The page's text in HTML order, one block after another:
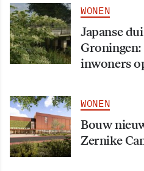
WONEN
Japanse
inwoners
WONEN
Bouw
Zernike